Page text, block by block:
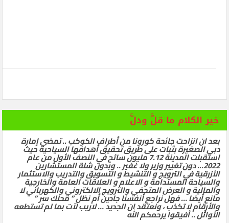
خير الكلام ما قلَّ ودلَّ
بعد ان انزاحت جائحة كورونا من أطراف الكوكب .. تمضي إمارة
دبي الصغيرة بثبات على طريق تحقيق أهدافها السياحية حيث
استقبلت المدينة 7.12 مليون سائح في النصف الأول من عام
2022… دون تغيير وزير ولا غفير .. وبدون شلة المستشارين
الأزرقية في الترويج و التنشيط و التسويق والتدريب والاستثمار
والسياحة المستدامة و الاعلام و العلاقات العامة والخارجية
والمالية و العرض المتحفي والترويج الالكتروني والكهربائي لا
مانع أيضا … فهل نراجع أنفسنا جادين أم نظل ” محلك سر ”
والأرقام لا تكذب ، ونعتقد ان الجديد … لاريب لآت بما لم تستطعه
الأوائل .. أفيقوا يرحمكم الله